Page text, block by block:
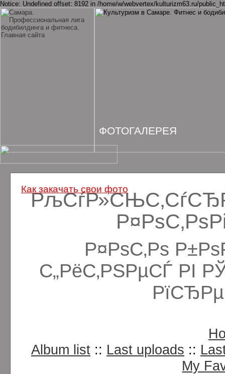
Notice: Undefined offset: 8192 in /home/w/webvertex/kulturizm63.ru/
Р¤РѕС‚Рѕ
С„РёС‚РЅРµСЃ РІ
Album list :: Last uploads ::
My
ФОТОГАЛЕРЕЯ
Как закачать свои фото